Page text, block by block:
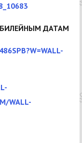
ДАТАМ
WALL-